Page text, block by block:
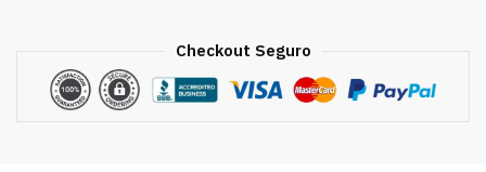
Checkout Seguro